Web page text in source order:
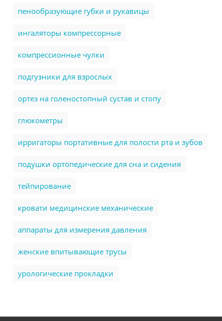
пенообразующие губки и рукавицы
ингаляторы компрессорные
компрессионные чулки
подгузники для взрослых
ортез на голеностопный сустав и стопу
глюкометры
ирригаторы портативные для полости рта и зубов
подушки ортопедические для сна и сидения
тейпирование
кровати медицинские механические
аппараты для измерения давления
женские впитывающие трусы
урологические прокладки